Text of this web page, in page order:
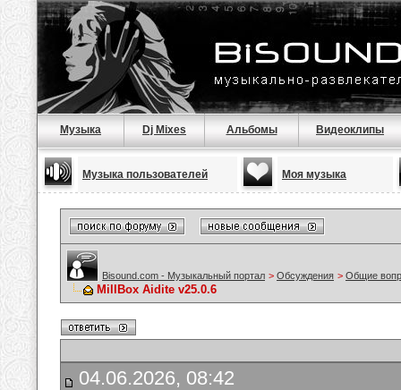
Музыка Dj Mixes Альбомы Видеоклипы
Музыка пользователей Моя музыка
Bisound.com - Музыкальный портал > Обсуждения > Общие
MillBox Aidite v25.0.6
04.06.2026, 08:42